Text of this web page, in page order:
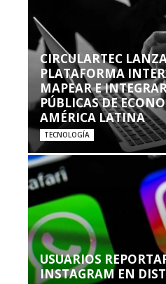
CIRCULARTEC
PLATAFORMA
MAPEAR E
PÚBLICAS DE
AMÉRICA LATINA
TECNOLOGÍA
USUARIOS
INSTAGRAM EN